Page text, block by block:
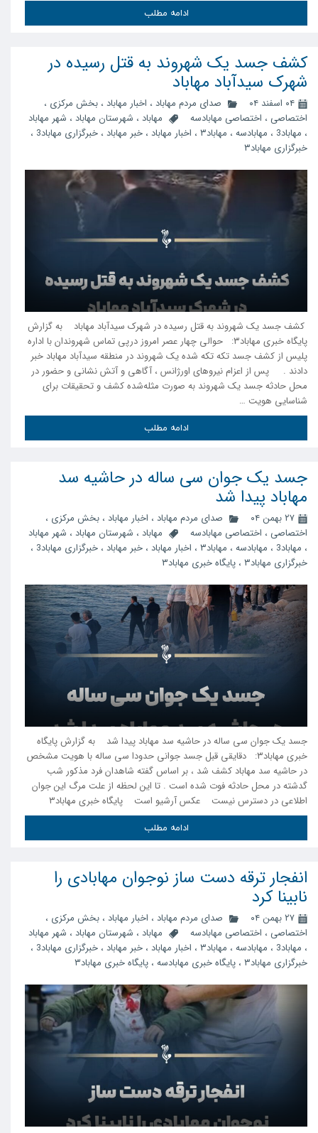
ادامه مطلب
کشف جسد یک شهروند به قتل رسیده در
شهرک سیدآباد مهاباد
۰۴ اسفند ۰۴ صدای مردم مهاباد ، اخبار مهاباد ، بخش مرکزی ،
اختصاصی ، اختصاصی مهابادسه مهاباد ، شهرستان مهاباد ، شهر مهاباد
، مهاباد3 ، مهابادسه ، مهاباد۳ ، اخبار مهاباد ، خبر مهاباد ، خبرگزاری مهاباد3 ،
خبرگزاری مهاباد۳
کشف جسد یک شهروند به قتل رسیده در شهرک سیدآباد مهاباد به گزارش
پایگاه خبری مهاباد۳: حوالی چهار عصر امروز درپی تماس شهروندان با اداره
پلیس از کشف جسد تکه تکه شده یک شهروند در منطقه سیدآباد مهاباد خبر
دادند . پس از اعزام‌ نیروهای اورژانس ، آگاهی و آتش نشانی و حضور در
محل حادثه جسد یک شهروند به صورت مثله‌شده کشف و تحقیقات برای
شناسایی هویت …
ادامه مطلب
جسد یک جوان سی ساله در حاشیه سد
مهاباد پیدا شد
۲۷ بهمن ۰۴ صدای مردم مهاباد ، اخبار مهاباد ، بخش مرکزی ،
اختصاصی ، اختصاصی مهابادسه مهاباد ، شهرستان مهاباد ، شهر مهاباد
، مهاباد3 ، مهابادسه ، مهاباد۳ ، اخبار مهاباد ، خبر مهاباد ، خبرگزاری مهاباد3 ،
خبرگزاری مهاباد۳
، پایگاه خبری مهاباد۳
جسد یک جوان سی ساله در حاشیه سد مهاباد پیدا شد به گزارش پایگاه
خبری مهاباد۳: دقایقی قبل جسد جوانی حدودا سی ساله با هویت مشخص
در حاشیه سد مهاباد کشف شد ، بر اساس گفته شاهدان فرد مذکور شب
گدشته در محل حادثه فوت شده است . تا این لحظه از علت مرگ این جوان
اطلاعی در دسترس نیست عکس آرشیو است پایگاه خبری مهاباد۳
ادامه مطلب
انفجار ترقه دست ساز نوجوان مهابادی را
نابینا کرد
۲۷ بهمن ۰۴ صدای مردم مهاباد ، اخبار مهاباد ، بخش مرکزی ،
اختصاصی ، اختصاصی مهابادسه مهاباد ، شهرستان مهاباد ، شهر مهاباد
، مهاباد3 ، مهابادسه ، مهاباد۳ ، اخبار مهاباد ، خبر مهاباد ، خبرگزاری مهاباد3 ،
خبرگزاری مهاباد۳
، پایگاه خبری مهابادسه ، پایگاه خبری مهاباد۳